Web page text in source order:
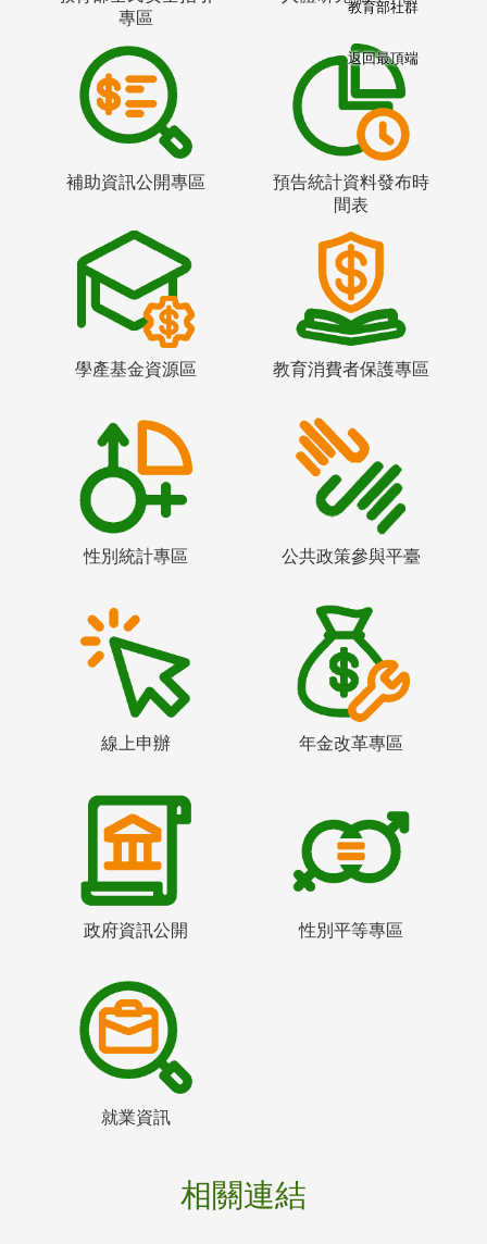
專區
補助資訊公開專區
預告統計資料發布時
間表
學產基金資源區 教育消費者保護專區
性別統計專區 公共政策參與平臺
線上申辦 年金改革專區
政府資訊公開 性別平等專區
就業資訊
相關連結
教育部社群
返回最頂端